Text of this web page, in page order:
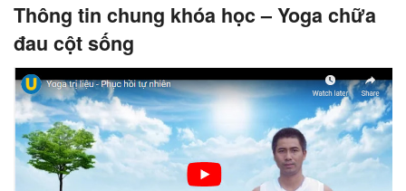
Thông tin chung khóa học – Yoga chữa
đau cột sống